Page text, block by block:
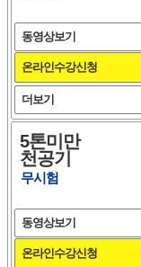
더보기
온라인수강신청
동영상보기
5톤미만
천공기
무시험
온라인수강신청
동영상보기